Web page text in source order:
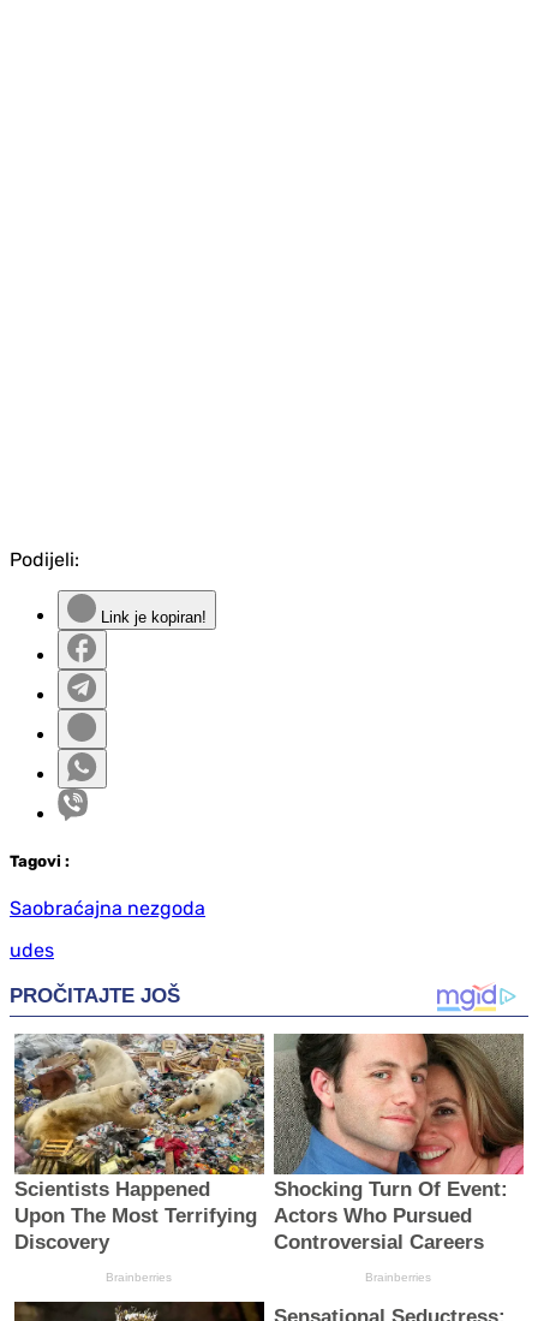
Podijeli:
Link je kopiran!
Tagovi :
Saobraćajna nezgoda
udes